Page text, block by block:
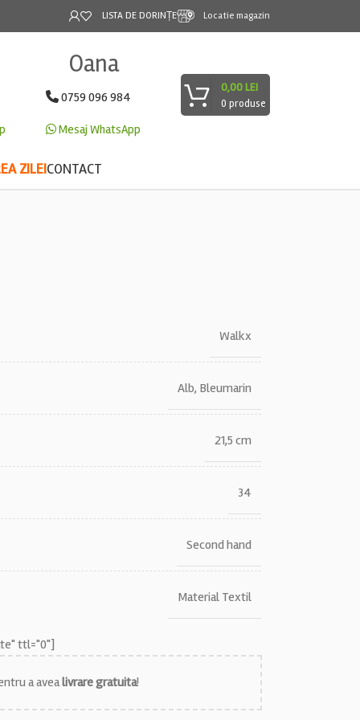
LISTA DE DORINȚE Locatie magazin
Oana
0759 096 984
Mesaj WhatsApp
0 produse
0,00LEI
ZILEICONTACT
Walkx
Alb, Bleumarin
21,5 cm
34
Second hand
Material Textil
ttl="0"]
a avealivrare gratuita!